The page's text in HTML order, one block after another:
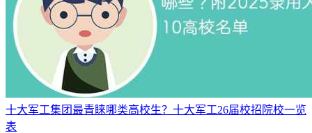
1.稳定赛道：电力系统
国家电网、南方电网及五大发电集团校招年薪15-30万元，地
域差异明显：江浙、京沪等发达地区省/市局年薪超20万元，
中西部及东北多为10-15万元。学历门槛清晰：985/211硕士多
进市局，双非本科多下县局。
2.高薪赛道：新能源领域
十大军工集团最青睐哪类高校生？十大军工26届校招院校一览
表